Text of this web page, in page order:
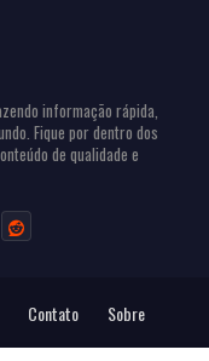
informação rápida,
Fique por dentro dos
de qualidade e
Contato Sobre